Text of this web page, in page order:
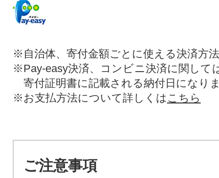
※自治体、寄付金額ごとに使える決済方
※Pay-easy決済、コンビニ決済に関して
寄付証明書に記載される納付日になり
※お支払方法について詳しくは こちら
ご注意事項